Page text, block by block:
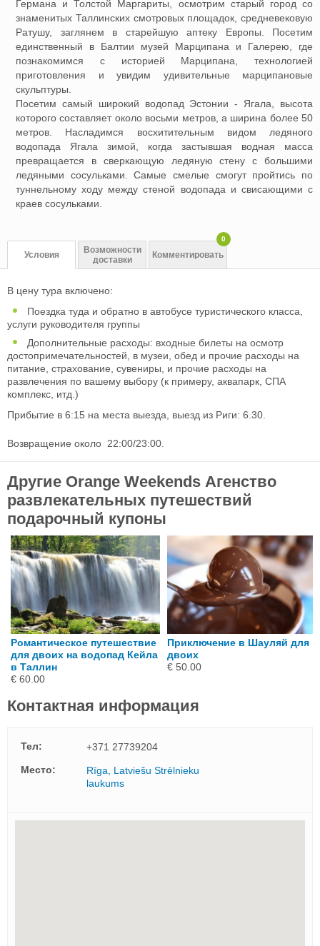
Германа и Толстой Маргариты, осмотрим старый город со
знаменитых Таллинских смотровых площадок, средневековую
Ратушу, заглянем в старейшую аптеку Европы. Посетим
единственный в Балтии музей Марципана и Галерею, где
познакомимся с историей Марципана, технологией
приготовления и увидим удивительные марципановые
скульптуры.
Посетим самый широкий водопад Эстонии - Ягала, высота
которого составляет около восьми метров, а ширина более 50
метров. Насладимся восхитительным видом ледяного
водопада Ягала зимой, когда застывшая водная масса
превращается в сверкающую ледяную стену с большими
ледяными сосульками. Самые смелые смогут пройтись по
туннельному ходу между стеной водопада и свисающими с
краев сосульками.
Условия
Возможности
доставки
Комментировать
0
В цену тура включено:
Поездка туда и обратно в автобусе туристического класса,
услуги руководителя группы
Дополнительные расходы: входные билеты на осмотр
достопримечательностей, в музеи, обед и прочие расходы на
питание, страхование, сувениры, и прочие расходы на
развлечения по вашему выбору (к примеру, аквапарк, СПА
комплекс, итд.)
Прибытие в 6:15 на места выезда, выезд из Риги: 6.30.
Возвращение около 22:00/23:00.
Другие Orange Weekends Агенство
развлекательных путешествий
подарочный купоны
Романтическое путешествие
для двоих на водопад Кейла
в Таллин
€ 60.00
Приключение в Шауляй для
двоих
€ 50.00
Контактная информация
Тел:
+371 27739204
Mесто:
Rīga, Latviešu Strēlnieku
laukums